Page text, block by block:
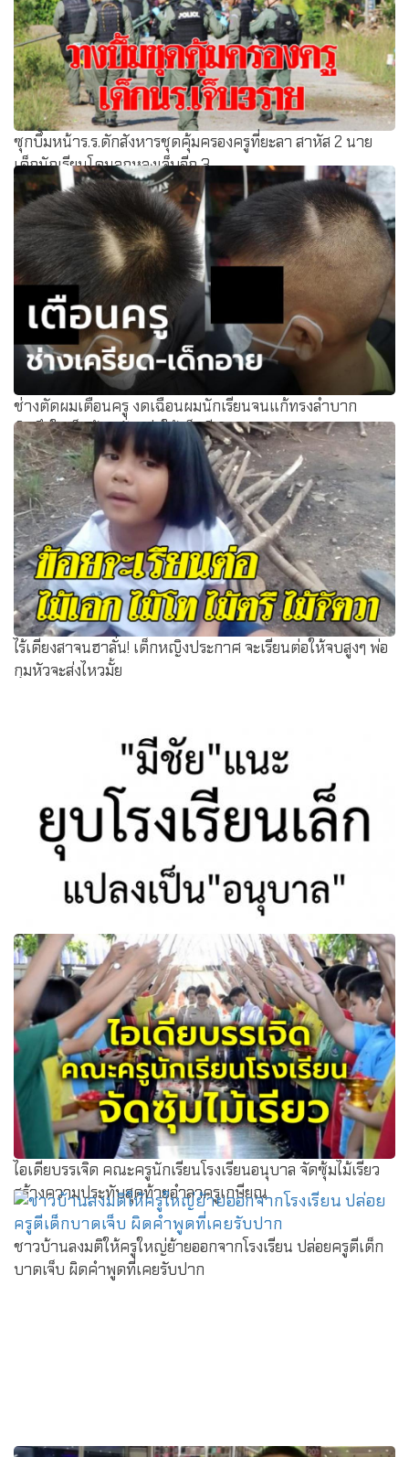
ซุกบึ้มหน้าร.ร.ดักสังหารชุดคุ้มครองครูที่ยะลา สาหัส 2 นาย
เด็กนักเรียนโดนลูกหลงเจ็บอีก 3
ช่างตัดผมเตือนครู งดเฉือนผมนักเรียนจนแก้ทรงลำบาก
คิดถึงใจเด็กด้วย ลั่นอย่าให้เห็นอีก!
ไร้เดียงสาจนฮาลั่น! เด็กหญิงประกาศ จะเรียนต่อให้จบสูงๆ พ่อ
กุมหัวจะส่งไหวมั้ย
ชี้การปฏิรูปการศึกษา "มีชัย"แนะยุบโรงเรียนเล็กแปลง
เป็น"อนุบาล"
ไอเดียบรรเจิด คณะครูนักเรียนโรงเรียนอนุบาล จัดซุ้มไม้เรียว
สร้างความประทับสุดท้ายอำลาครูเกษียณ
ชาวบ้านลงมติให้ครูใหญ่ย้ายออกจากโรงเรียน ปล่อยครูตีเด็ก
บาดเจ็บ ผิดคำพูดที่เคยรับปาก